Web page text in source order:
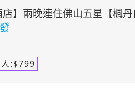
店】兩晚連住佛山五星【楓
:$799